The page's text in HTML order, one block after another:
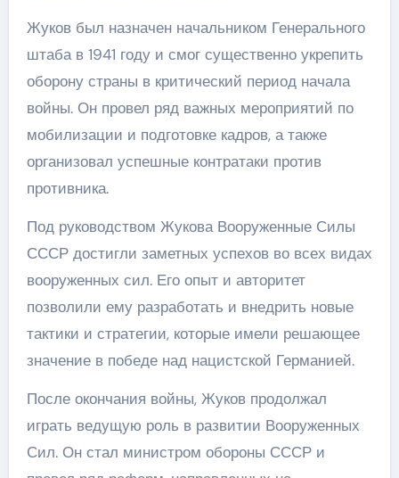
Жуков был назначен начальником Генерального
штаба в 1941 году и смог существенно укрепить
оборону страны в критический период начала
войны. Он провел ряд важных мероприятий по
мобилизации и подготовке кадров, а также
организовал успешные контратаки против
противника.
Под руководством Жукова Вооруженные Силы
СССР достигли заметных успехов во всех видах
вооруженных сил. Его опыт и авторитет
позволили ему разработать и внедрить новые
тактики и стратегии, которые имели решающее
значение в победе над нацистской Германией.
После окончания войны, Жуков продолжал
играть ведущую роль в развитии Вооруженных
Сил. Он стал министром обороны СССР и